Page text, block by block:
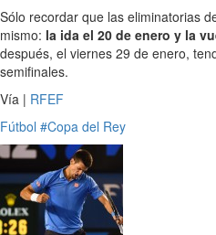
Sólo recordar que las eliminatorias
mismo: la ida el 20 de enero y la
después, el viernes 29 de enero,
semifinales.
Vía | RFEF
Fútbol #Copa del Rey